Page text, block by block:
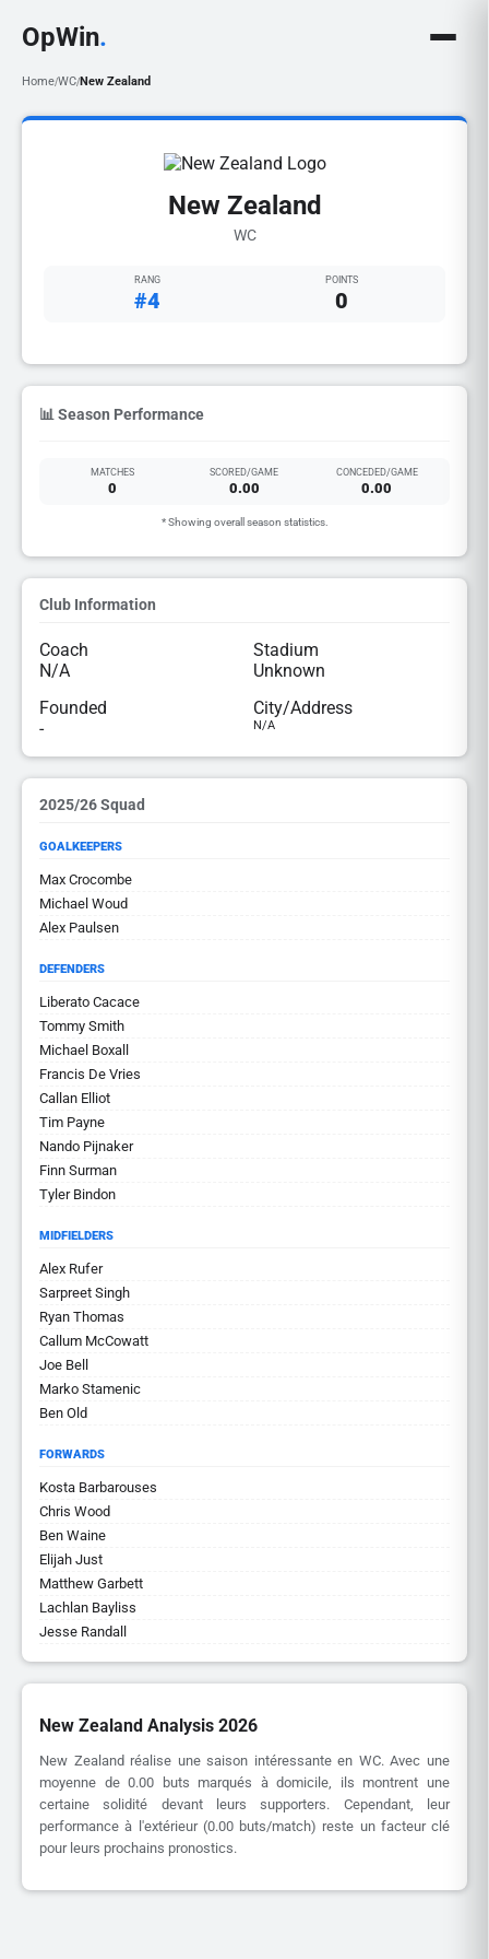
OpWin.
Home/WC/New Zealand
New Zealand
WC
RANG
#4
POINTS
0
📊 Season Performance
MATCHES
0
SCORED/GAME
0.00
CONCEDED/GAME
0.00
* Showing overall season statistics.
Club Information
Coach
N/A
Stadium
Unknown
Founded
-
City/Address
N/A
2025/26 Squad
GOALKEEPERS
Max Crocombe
Michael Woud
Alex Paulsen
DEFENDERS
Liberato Cacace
Tommy Smith
Michael Boxall
Francis De Vries
Callan Elliot
Tim Payne
Nando Pijnaker
Finn Surman
Tyler Bindon
MIDFIELDERS
Alex Rufer
Sarpreet Singh
Ryan Thomas
Callum McCowatt
Joe Bell
Marko Stamenic
Ben Old
FORWARDS
Kosta Barbarouses
Chris Wood
Ben Waine
Elijah Just
Matthew Garbett
Lachlan Bayliss
Jesse Randall
New Zealand Analysis 2026
New Zealand réalise une saison intéressante en WC. Avec une
moyenne de 0.00 buts marqués à domicile, ils montrent une
certaine solidité devant leurs supporters. Cependant, leur
performance à l'extérieur (0.00 buts/match) reste un facteur clé
pour leurs prochains pronostics.